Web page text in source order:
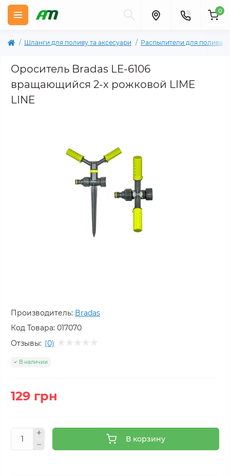
0
Шланги для поливу та аксесуари Распылители для полива
Ороситель Bradas LE-6106
вращающийся 2-х рожковой LIME
LINE
Производитель: Bradas
Код Товара: 017070
Отзывы: (0)
В наличии
129 грн
В корзину